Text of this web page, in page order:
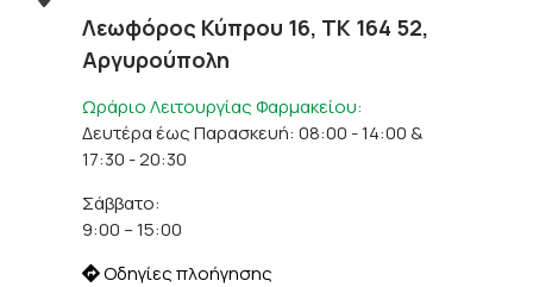
Λεωφόρος Κύπρου 16, ΤΚ 164 52,
Αργυρούπολη
Ωράριο Λειτουργίας Φαρμακείου:
Δευτέρα έως Παρασκευή: 08:00 - 14:00 &
17:30 - 20:30
Σάββατο:
9:00 – 15:00
Οδηγίες πλοήγησης